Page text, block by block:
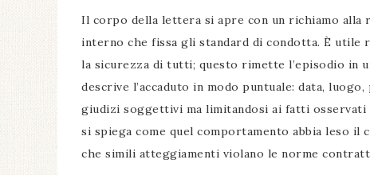
Il corpo della lettera si apre con un richiamo
interno che fissa gli standard di condotta. È utile
la sicurezza di tutti; questo rimette l’episodio in
descrive l’accaduto in modo puntuale: data,
giudizi soggettivi ma limitandosi ai fatti osservati
si spiega come quel comportamento abbia leso il
che simili atteggiamenti violano le norme